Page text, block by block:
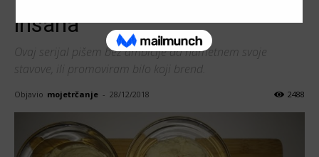
insana
Ovaj serijal pišem bez ambicije da nametnem svoje
stavove, ili promoviram bilo koji brend.
Objavio mojetrčanje - 28/12/2018 2488